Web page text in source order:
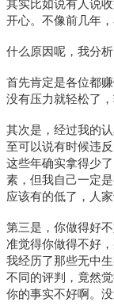
开心。不像前几年
什么原因呢，我分析
首先肯定是各位都
没有压力就轻松了
其次是，经过我的
至可以说有时候违
这些年确实拿得少
素，但我自己一定
应该有的低了，人
第三是，你做得好
准觉得你做得不好
我经历了那些无中
不同的评判，竟然
你的事实不好啊。